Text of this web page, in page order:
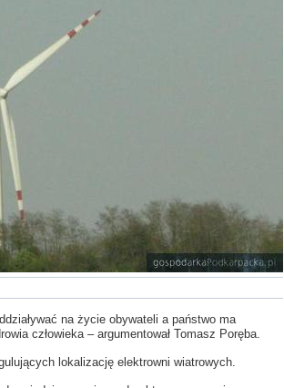
na życie obywateli a państwo ma
człowieka – argumentował Tomasz Poręba.
lokalizację elektrowni wiatrowych.